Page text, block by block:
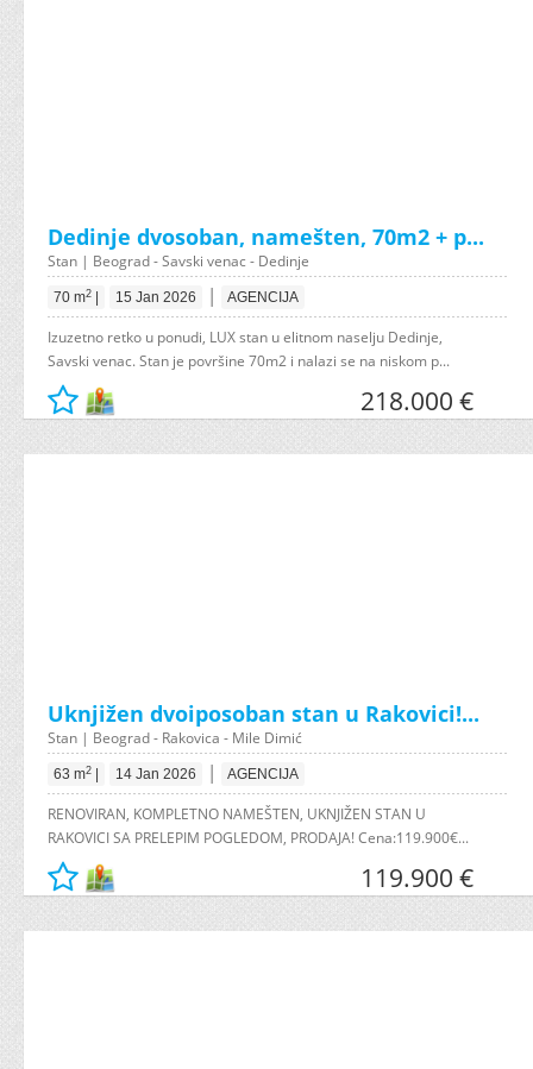
Dedinje dvosoban, namešten, 70m2 + p...
Stan | Beograd - Savski venac - Dedinje
70 m2 15 Jan 2026 | AGENCIJA
Izuzetno retko u ponudi, LUX stan u elitnom naselju Dedinje,
Savski venac. Stan je površine 70m2 i nalazi se na niskom p...
218.000 €
Uknjižen dvoiposoban stan u Rakovici!...
Stan | Beograd - Rakovica - Mile Dimić
63 m2 14 Jan 2026 | AGENCIJA
RENOVIRAN, KOMPLETNO NAMEŠTEN, UKNJIŽEN STAN U
RAKOVICI SA PRELEPIM POGLEDOM, PRODAJA! Cena:119.900€...
119.900 €